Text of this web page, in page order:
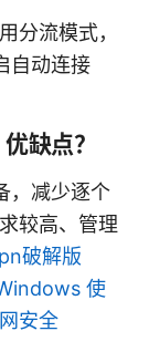
分流模式，
自动连接
缺点？
，减少逐个
较高、管理
破解版
使
安全